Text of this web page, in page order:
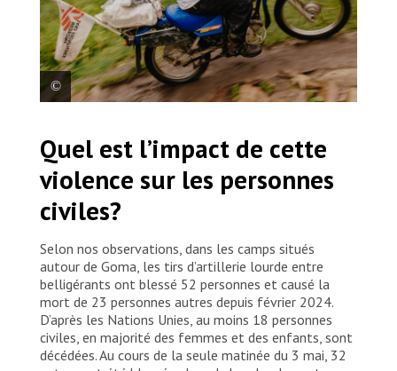
Minova, dans la province du Sud-Kivu, dans l’est de la
RDC. Le mauvais état des routes ne permet pas
l’accès en voiture.
Quel est l’impact de cette
violence sur les personnes
civiles?
Selon nos observations, dans les camps situés
autour de Goma, les tirs d’artillerie lourde entre
belligérants ont blessé 52 personnes et causé la
mort de 23 personnes autres depuis février 2024.
D’après les Nations Unies, au moins 18 personnes
civiles, en majorité des femmes et des enfants, sont
décédées. Au cours de la seule matinée du 3 mai, 32